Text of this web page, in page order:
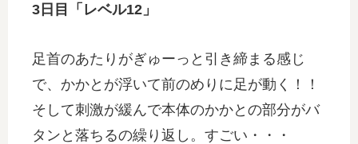
3日目「レベル12」
足首のあたりがぎゅーっと引き締まる感じ
で、かかとが浮いて前のめりに足が動く！！
そして刺激が緩んで本体のかかとの部分がバ
タンと落ちるの繰り返し。すごい・・・